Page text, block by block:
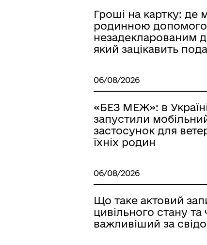
Гроші на картку: де
родинною
незадекларованим
який зацікавить
06/08/2026
«БЕЗ МЕЖ»: в
запустили
застосунок для
їхніх родин
06/08/2026
Що таке актовий
цивільного стану та
важливіший за